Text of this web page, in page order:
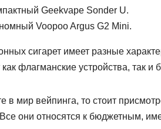
Geekvape Sonder U.
Voopoo Argus G2 Mini.
сигарет имеет разные
как флагманские устройства, так
в мир вейпинга, то стоит
они относятся к бюджетным,